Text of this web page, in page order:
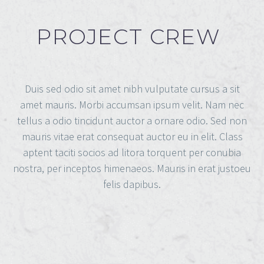
PROJECT CREW
Duis sed odio sit amet nibh vulputate cursus a sit
amet mauris. Morbi accumsan ipsum velit. Nam nec
tellus a odio tincidunt auctor a ornare odio. Sed non
mauris vitae erat consequat auctor eu in elit. Class
aptent taciti socios ad litora torquent per conubia
nostra, per inceptos himenaeos. Mauris in erat justoeu
felis dapibus.